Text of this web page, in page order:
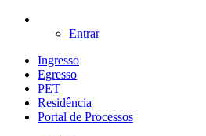
Entrar
Ingresso
Egresso
PET
Residência
Portal de Processos